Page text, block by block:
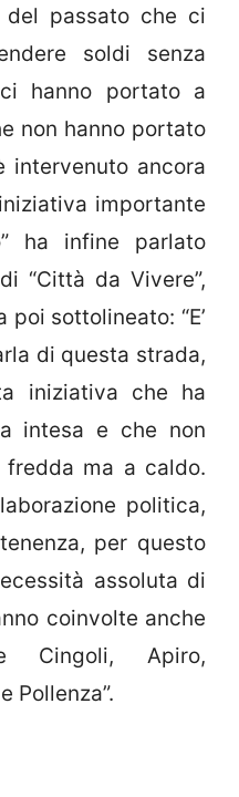
passato che ci
soldi senza
hanno portato a
non hanno portato
intervenuto ancora
importante
ha infine parlato
“Città da Vivere”,
sottolineato: “E’
di questa strada,
iniziativa che ha
intesa e che non
fredda ma a caldo.
politica,
per questo
assoluta di
coinvolte anche
Cingoli, Apiro,
Pollenza”.